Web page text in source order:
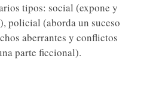
tipos: social (expone y
), policial (aborda un suceso
aberrantes y conflictos
parte ficcional).